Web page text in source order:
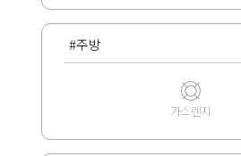
#주방
가스렌지